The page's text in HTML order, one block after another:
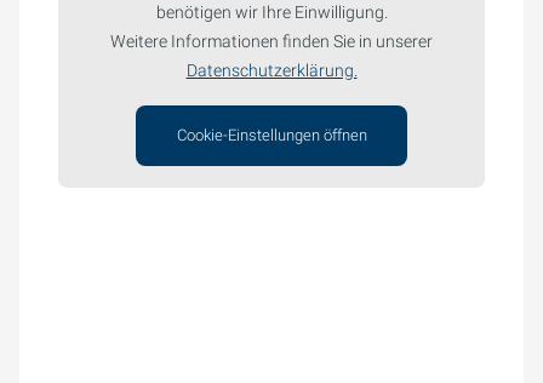
benötigen wir Ihre Einwilligung.
Weitere Informationen finden Sie in unserer
Datenschutzerklärung.
Cookie-Einstellungen öffnen